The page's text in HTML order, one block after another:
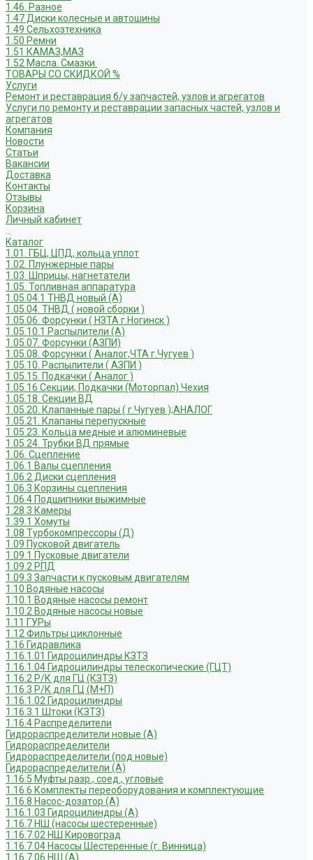
1.46. Разное
1.47 Диски колесные и автошины
1.49 Сельхозтехника
1.50 Ремни
1.51 КАМАЗ,МАЗ
1.52 Масла. Смазки.
ТОВАРЫ СО СКИДКОЙ %
Услуги
Ремонт и реставрация б/у запчастей, узлов и агрегатов
Услуги по ремонту и реставрации запасных частей, узлов и
агрегатов
Компания
Новости
Статьи
Вакансии
Доставка
Контакты
Отзывы
Корзина
Личный кабинет
Каталог
1.01. ГБЦ, ЦПД, кольца уплот
1.02. Плунжерные пары
1.03. Шприцы, нагнетатели
1.05. Топливная аппаратура
1.05.04.1 ТНВД новый (А)
1.05.04. ТНВД ( новой сборки )
1.05.06. Форсунки ( НЗТА г.Ногинск )
1.05.10.1 Распылители (А)
1.05.07. Форсунки (АЗПИ)
1.05.08. Форсунки ( Аналог,ЧТА г.Чугуев )
1.05.10. Распылители ( АЗПИ )
1.05.15. Подкачки ( Аналог )
1.05.16 Секции, Подкачки (Моторпал) Чехия
1.05.18. Секции ВД
1.05.20. Клапанные пары ( г.Чугуев );АНАЛОГ
1.05.21. Клапаны перепускные
1.05.23. Кольца медные и алюминевые
1.05.24. Трубки ВД прямые
1.06. Сцепление
1.06.1 Валы сцепления
1.06.2 Диски сцепления
1.06.3 Корзины сцепления
1.06.4 Подшипники выжимные
1.28.3 Камеры
1.39.1 Хомуты
1.08 Турбокомпрессоры (Д)
1.09 Пусковой двигатель
1.09.1 Пусковые двигатели
1.09.2 РПД
1.09.3 Запчасти к пусковым двигателям
1.10 Водяные насосы
1.10.1 Водяные насосы ремонт
1.10.2 Водяные насосы новые
1.11 ГУРы
1.12 Фильтры циклонные
1.16 Гидравлика
1.16.1.01 Гидроцилиндры КЗТЗ
1.16.1.04 Гидроцилиндры телескопические (ГЦТ)
1.16.2 Р/К для ГЦ (КЗТЗ)
1.16.3 Р/К для ГЦ (М+П)
1.16.1.02 Гидроцилиндры
1.16.3.1 Штоки (КЗТЗ)
1.16.4 Распределители
Гидрораспределители новые (А)
Гидрораспределители
Гидрораспределители (под новые)
Гидрораспределители (А)
1.16.5 Муфты разр., соед., угловые
1.16.6 Комплекты переоборудования и комплектующие
1.16.8 Насос-дозатор (А)
1.16.1.03 Гидроцилиндры (А)
1.16.7 НШ (насосы шестеренные)
1.16.7.02 НШ Кировоград
1.16.7.04 Насосы Шестеренные (г. Винница)
1.16.7.06 НШ (А)